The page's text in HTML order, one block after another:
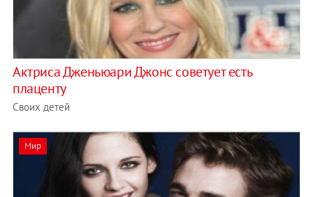
Актриса Дженьюари Джонс советует есть
плаценту
Своих детей
Мир